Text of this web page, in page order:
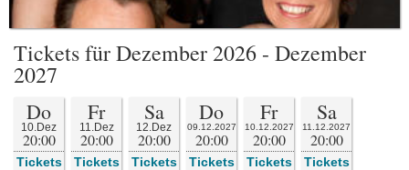
Tickets für Dezember 2026 - Dezember
2027
Do
10.Dez
20:00
Tickets
Fr
11.Dez
20:00
Tickets
Sa
12.Dez
20:00
Tickets
Do
09.12.2027
20:00
Tickets
Fr
10.12.2027
20:00
Tickets
Sa
11.12.2027
20:00
Tickets